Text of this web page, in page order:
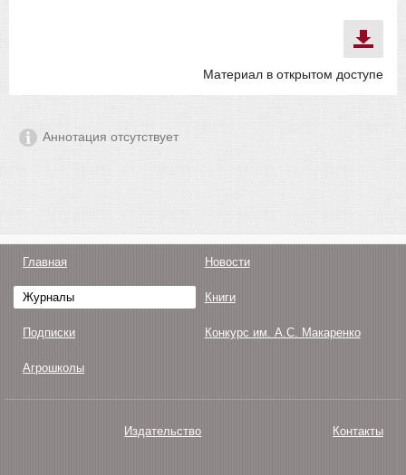
Материал в открытом доступе
Аннотация отсутствует
Главная Новости
Журналы Книги
Подписки Конкурс им. А.С. Макаренко
Агрошколы
Издательство Контакты